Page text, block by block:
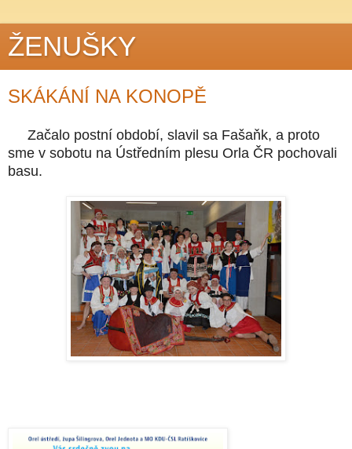
ŽENUŠKY
SKÁKÁNÍ NA KONOPĚ
Začalo postní období, slavil sa Fašaňk, a proto
sme v sobotu na Ústředním plesu Orla ČR pochovali
basu.